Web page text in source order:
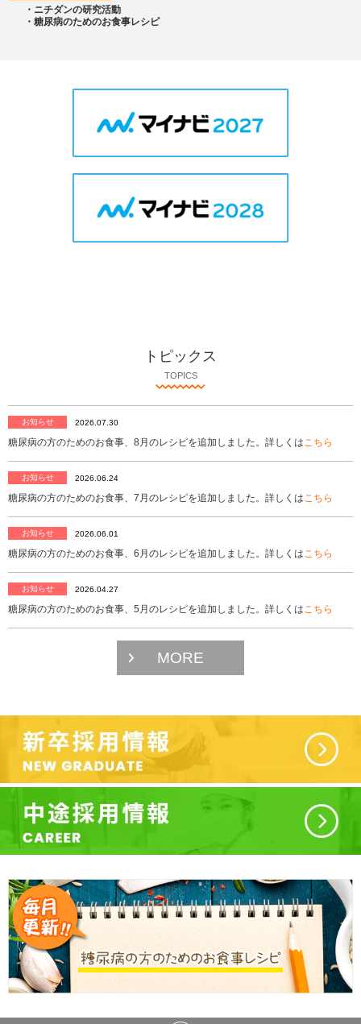
・ニチダンの研究活動
・糖尿病のためのお食事レシピ
トピックス
TOPICS
お知らせ 2026.07.30
糖尿病の方のためのお食事、8月のレシピを追加しました。詳しくは こちら
お知らせ 2026.06.24
糖尿病の方のためのお食事、7月のレシピを追加しました。詳しくは こちら
お知らせ 2026.06.01
糖尿病の方のためのお食事、6月のレシピを追加しました。詳しくは こちら
お知らせ 2026.04.27
糖尿病の方のためのお食事、5月のレシピを追加しました。詳しくは こちら
MORE